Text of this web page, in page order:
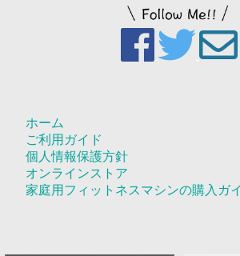
ホーム
ご利用ガイド
個人情報保護方針
オンラインストア
家庭用フィットネスマシンの購入ガ